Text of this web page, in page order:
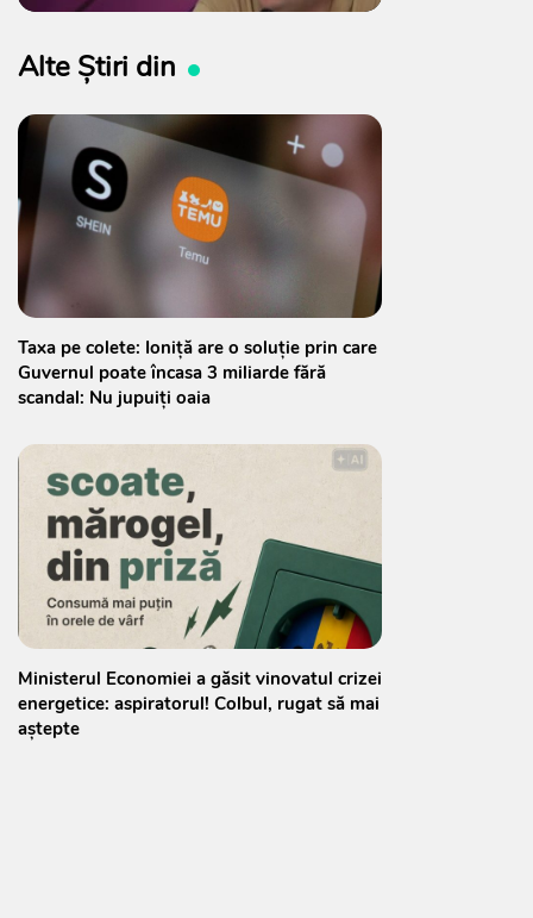
Alte Știri din
Taxa pe colete: Ioniță are o soluție prin care
Guvernul poate încasa 3 miliarde fără
scandal: Nu jupuiți oaia
Ministerul Economiei a găsit vinovatul crizei
energetice: aspiratorul! Colbul, rugat să mai
aștepte